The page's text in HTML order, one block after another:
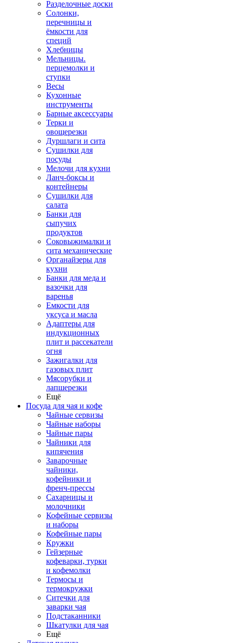
Разделочные доски
Солонки,
перечницы и
ёмкости для
специй
Хлебницы
Мельницы.
перцемолки и
ступки
Весы
Кухонные
инструменты
Барные аксессуары
Терки и
овощерезки
Дуршлаги и сита
Сушилки для
посуды
Мелочи для кухни
Ланч-боксы и
контейнеры
Сушилки для
салата
Банки для
сыпучих
продуктов
Соковыжималки и
сита механические
Органайзеры для
кухни
Банки для меда и
вазочки для
варенья
Емкости для
уксуса и масла
Адаптеры для
индукционных
плит и рассекатели
огня
Зажигалки для
газовых плит
Мясорубки и
лапшерезки
Ещё
Посуда для чая и кофе
Чайные сервизы
Чайные наборы
Чайные пары
Чайники для
кипячения
Заварочные
чайники,
кофейники и
френч-прессы
Сахарницы и
молочники
Кофейные сервизы
и наборы
Кофейные пары
Кружки
Гейзерные
кофеварки, турки
и кофемолки
Термосы и
термокружки
Ситечки для
заварки чая
Подстаканники
Шкатулки для чая
Ещё